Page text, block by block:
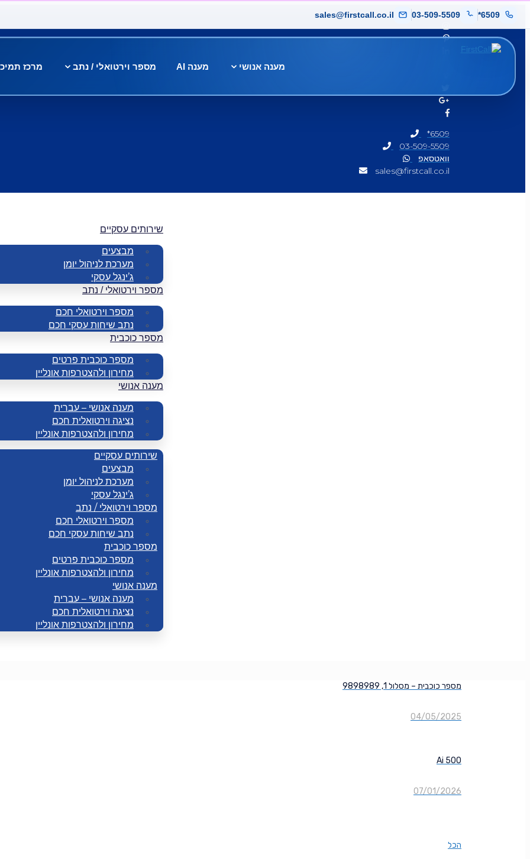
*6509
03-509-5509
sales@firstcall.co.il
מענה אנושי מענה AI מספר וירטואלי / נתב מרכז
*6509
03-509-5509
וואטסאפ
sales@firstcall.co.il
שירותים עסקיים
מבצעים
מערכת לניהול יומן
ג’ינגל עסקי
מספר וירטואלי / נתב
מספר וירטואלי חכם
נתב שיחות עסקי חכם
מספר כוכבית
מספר כוכבית פרטים
מחירון ולהצטרפות אונליין
מענה אנושי
מענה אנושי – עברית
נציגה וירטואלית חכם
מחירון ולהצטרפות אונליין
שירותים עסקיים
מבצעים
מערכת לניהול יומן
ג’ינגל עסקי
מספר וירטואלי / נתב
מספר וירטואלי חכם
נתב שיחות עסקי חכם
מספר כוכבית
מספר כוכבית פרטים
מחירון ולהצטרפות אונליין
מענה אנושי
מענה אנושי – עברית
נציגה וירטואלית חכם
מחירון ולהצטרפות אונליין
מספר כוכבית – מסלול 1, 9898989
04/05/2025
Ai 500
07/01/2026
הכל